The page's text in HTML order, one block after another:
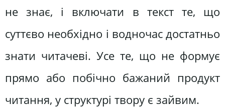
не знає, і включати в текст те, що
суттєво необхідно і водночас достатньо
знати читачеві. Усе те, що не формує
прямо або побічно бажаний продукт
читання, у структурі твору є зайвим.